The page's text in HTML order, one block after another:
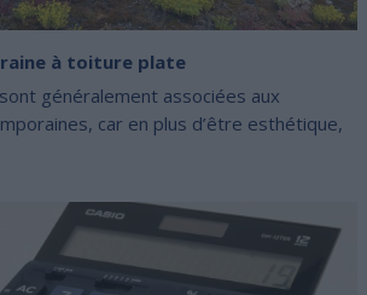
à toiture plate
généralement associées aux
car en plus d’être esthétique,